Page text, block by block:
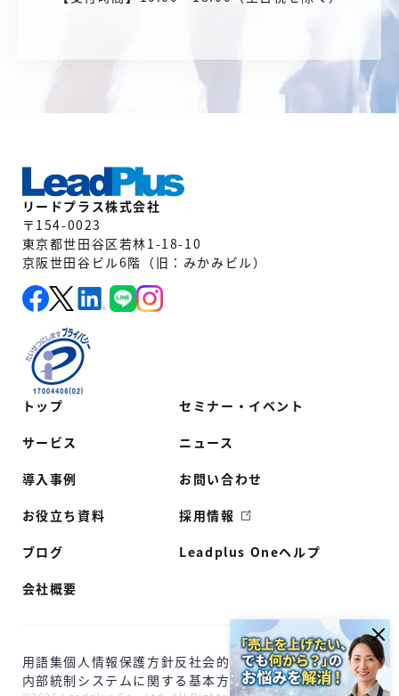
トップ
サービス
導入事例
お役立ち資料
ブログ
会社概要
セミナー・イベント
ニュース
お問い合わせ
採用情報
Leadplus Oneヘルプ
リードプラス株式会社
〒154-0023
東京都世田谷区若林1-18-10
京阪世田谷ビル6階（旧：みかみビル）
用語集個人情報保護方針反社会的勢力に対する基本方針
内部統制システムに関する基本方針